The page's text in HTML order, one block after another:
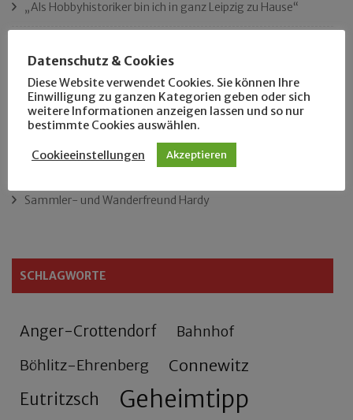
„Als Hobbyhistoriker bin ich in ganz Leipzig zu Hause“
Der Leipziger Schmiedetag von 1904
Rennfahrer in Schönefeld und Zschocher
Zu Fuß durch Anger-Crottendorf
Sammler- und Wanderfreund Hardy
SCHLAGWORTE
Anger-Crottendorf Bahnhof
Böhlitz-Ehrenberg Connewitz
Eutritzsch Geheimtipp
Datenschutz & Cookies
Diese Website verwendet Cookies. Sie können Ihre
Einwilligung zu ganzen Kategorien geben oder sich
weitere Informationen anzeigen lassen und so nur
bestimmte Cookies auswählen.
Cookieeinstellungen Akzeptieren